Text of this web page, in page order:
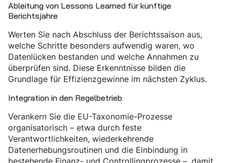
Ableitung von Lessons Learned für künftige
Berichtsjahre
Werten Sie nach Abschluss der Berichtssaison aus,
welche Schritte besonders aufwendig waren, wo
Datenlücken bestanden und welche Annahmen zu
überprüfen sind. Diese Erkenntnisse bilden die
Grundlage für Effizienzgewinne im nächsten Zyklus.
Integration in den Regelbetrieb
Verankern Sie die EU-Taxonomie-Prozesse
organisatorisch – etwa durch feste
Verantwortlichkeiten, wiederkehrende
Datenerhebungsroutinen und die Einbindung in